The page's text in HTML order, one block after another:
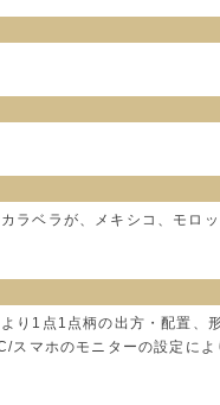
ラベラが、メキシコ、モロ
り1点1点柄の出方・配置
マホのモニターの設定に